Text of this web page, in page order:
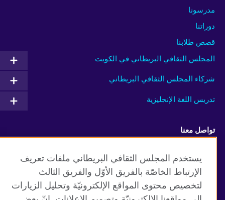
مدرسونا
دوراتنا
قصص طلابنا
المجلس الثقافي البريطاني في الكويت
شركاء المجلس الثقافي البريطاني
تدريس اللغة الإنجليزية
تواصل معنا
Facebook Instagram
Twitter TikTok
يستخدم المجلس الثقافي البريطاني ملفات تعريف
الإرتباط الخاصّة بالفريق الأوّل والفريق الثالث
لتخصيص محتوى المواقع الإلكترونيّة وتحليل الزيارات